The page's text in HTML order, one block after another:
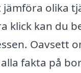
olika
klick kan du
Oavsett
fakta på